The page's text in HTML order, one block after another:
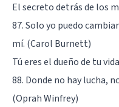
El secreto detrás de los
87. Solo yo puedo
mí. (Carol Burnett)
Tú eres el dueño de tu
88. Donde no hay lucha,
(Oprah Winfrey)